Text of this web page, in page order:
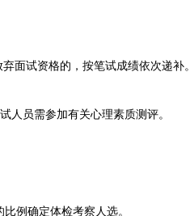
试资格的，按笔试成绩依次递补。
员需参加有关心理素质测评。
例确定体检考察人选。